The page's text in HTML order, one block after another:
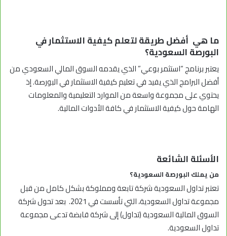
ما هي أفضل طريقة لتعلم كيفية الاستثمار في
البورصة السعودية؟
يعتبر برنامج “استثمر بوعي” الذي يقدمه السوق المالي السعودي من
أفضل البرامج الذي يفيد في تعليم كيفية الاستثمار في البورصة. إذ
يحتوي على مجموعة واسعة من الموارد التعليمية والمعلومات
الهامة حول كيفية الاستثمار في كافة الأدوات المالية.
الأسئلة الشائعة
من يملك البورصة السعودية؟
تعتبر تداول السعودية شركة تابعة ومملوكة بشكل كامل من قبل
مجموعة تداول السعودية، التي تأسست في 2021. بعد تحول شركة
السوق المالية السعودية (تداول) إلى شركة قابضة تدعى مجموعة
تداول السعودية.